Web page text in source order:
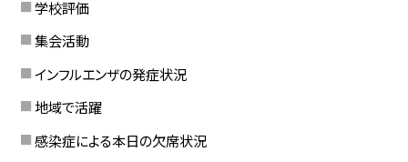
学校評価
集会活動
インフルエンザの発症状況
地域で活躍
感染症による本日の欠席状況